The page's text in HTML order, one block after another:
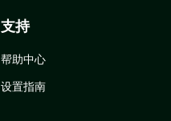
支持
帮助中心
设置指南